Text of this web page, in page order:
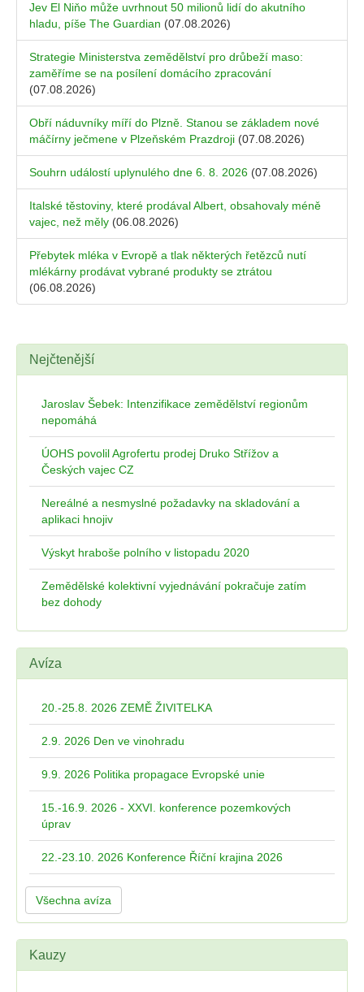
Jev El Niňo může uvrhnout 50 milionů lidí do akutního
hladu, píše The Guardian (07.08.2026)
Strategie Ministerstva zemědělství pro drůbeží maso:
zaměříme se na posílení domácího zpracování
(07.08.2026)
Obří náduvníky míří do Plzně. Stanou se základem nové
máčírny ječmene v Plzeňském Prazdroji (07.08.2026)
Souhrn událostí uplynulého dne 6. 8. 2026 (07.08.2026)
Italské těstoviny, které prodával Albert, obsahovaly méně
vajec, než měly (06.08.2026)
Přebytek mléka v Evropě a tlak některých řetězců nutí
mlékárny prodávat vybrané produkty se ztrátou
(06.08.2026)
Nejčtenější
Jaroslav Šebek: Intenzifikace zemědělství regionům
nepomáhá
ÚOHS povolil Agrofertu prodej Druko Střížov a
Českých vajec CZ
Nereálné a nesmyslné požadavky na skladování a
aplikaci hnojiv
Výskyt hraboše polního v listopadu 2020
Zemědělské kolektivní vyjednávání pokračuje zatím
bez dohody
Avíza
20.-25.8. 2026 ZEMĚ ŽIVITELKA
2.9. 2026 Den ve vinohradu
9.9. 2026 Politika propagace Evropské unie
15.-16.9. 2026 - XXVI. konference pozemkových
úprav
22.-23.10. 2026 Konference Říční krajina 2026
Všechna avíza
Kauzy